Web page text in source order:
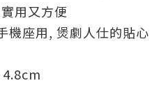
用又方便
機座用, 煲劇人仕的貼心